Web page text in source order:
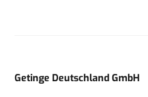
Getinge Deutschland GmbH